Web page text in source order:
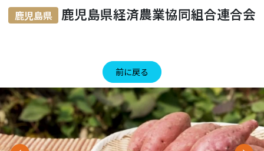
鹿児島県 ⿅児島県経済農業協同組合連合会
前に戻る